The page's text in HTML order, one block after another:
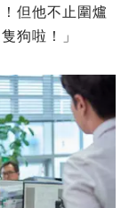
但他不止圍爐
狗啦！」